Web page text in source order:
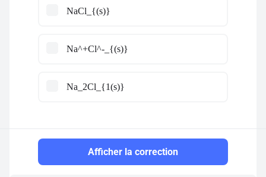
NaCl_{(s)}
Na^+Cl^-_{(s)}
Na_2Cl_{1(s)}
Afficher la correction